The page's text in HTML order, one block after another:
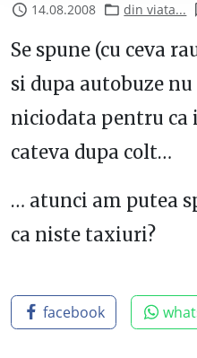
14.08.2008 din viata...
Se spune (cu ceva
si dupa autobuze
niciodata pentru
cateva dupa colt…
… atunci am putea
ca niste taxiuri?
facebook